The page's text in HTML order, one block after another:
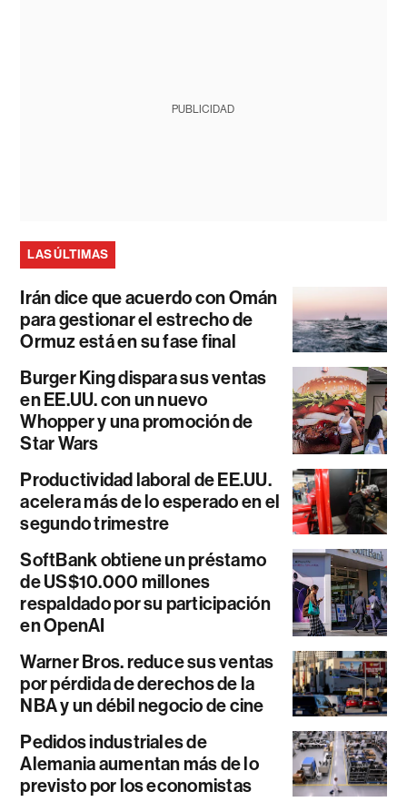
PUBLICIDAD
LAS ÚLTIMAS
Irán dice que acuerdo con Omán
para gestionar el estrecho de
Ormuz está en su fase final
Burger King dispara sus ventas
en EE.UU. con un nuevo
Whopper y una promoción de
Star Wars
Productividad laboral de EE.UU.
acelera más de lo esperado en el
segundo trimestre
SoftBank obtiene un préstamo
de US$10.000 millones
respaldado por su participación
en OpenAI
Warner Bros. reduce sus ventas
por pérdida de derechos de la
NBA y un débil negocio de cine
Pedidos industriales de
Alemania aumentan más de lo
previsto por los economistas